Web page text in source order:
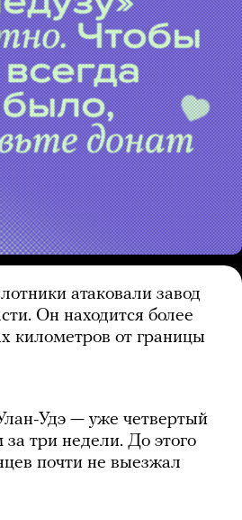
атаковали завод
Он находится более
километров от границы
Удэ — уже четвертый
три недели. До этого
почти не выезжал